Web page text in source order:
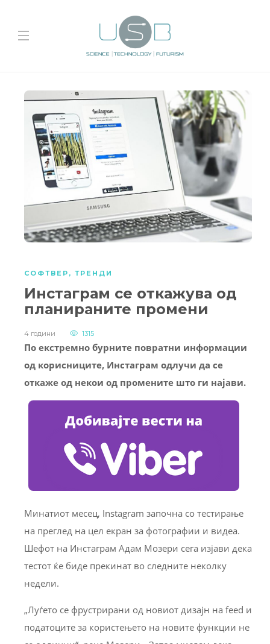
СОФТВЕР , ТРЕНДИ
Инстаграм се откажува од
планираните промени
4 години 1315
По екстремно бурните повратни информации
од корисниците, Инстаграм одлучи да се
откаже од некои од промените што ги најави.
Минатиот месец, Instagram започна со тестирање
на преглед на цел екран за фотографии и видеа.
Шефот на Инстаграм Адам Мозери сега изјави дека
тестот ќе биде прекинат во следните неколку
недели.
„Луѓето се фрустрирани од новиот дизајн на feed и
податоците за користењето на новите функции не